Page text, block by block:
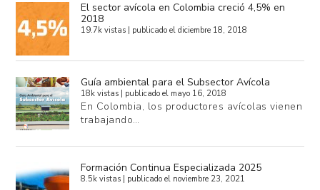
El sector avícola en Colombia creció 4,5% en
2018
19.7k vistas publicado el diciembre 18, 2018
Guía ambiental para el Subsector Avícola
18k vistas publicado el mayo 16, 2018
En Colombia, los productores avícolas vienen
trabajando…
Formación Continua Especializada 2025
8.5k vistas publicado el noviembre 23, 2021